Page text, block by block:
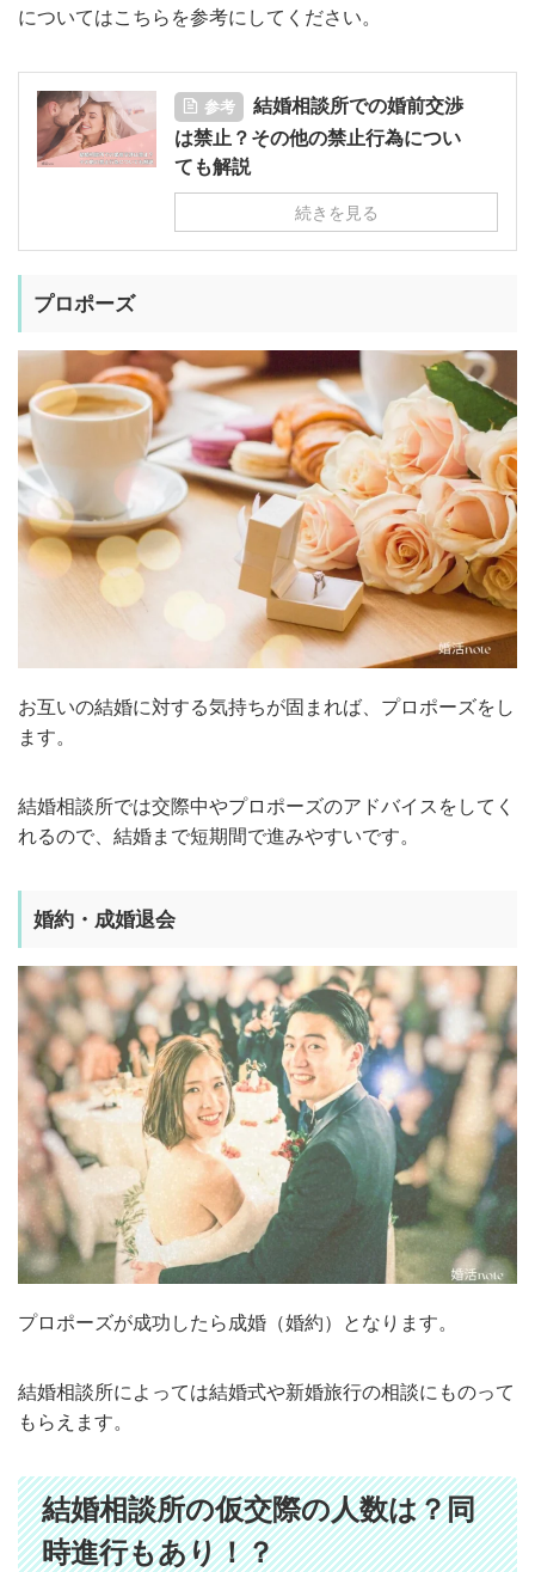
についてはこちらを参考にしてください。
参考
結婚相談所での婚前交渉
は禁止？その他の禁止行為につい
ても解説
続きを見る
プロポーズ
お互いの結婚に対する気持ちが固まれば、プロポーズをし
ます。
結婚相談所では交際中やプロポーズのアドバイスをしてく
れるので、結婚まで短期間で進みやすいです。
婚約・成婚退会
プロポーズが成功したら成婚（婚約）となります。
結婚相談所によっては結婚式や新婚旅行の相談にものって
もらえます。
結婚相談所の仮交際の人数は？同
時進行もあり！？